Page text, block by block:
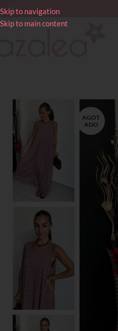
Skip to navigation
Skip to main content
AGOT
ADO